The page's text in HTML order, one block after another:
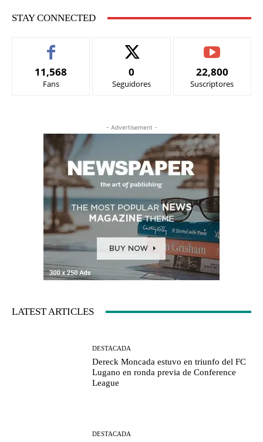
STAY CONNECTED
11,568
Fans
0
Seguidores
22,800
Suscriptores
- Advertisement -
LATEST ARTICLES
DESTACADA
Dereck Moncada estuvo en triunfo del FC
Lugano en ronda previa de Conference
League
DESTACADA